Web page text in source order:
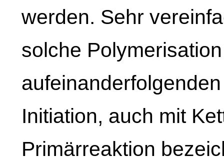
werden. Sehr
solche
Initiation, auch mit
Primärreaktion